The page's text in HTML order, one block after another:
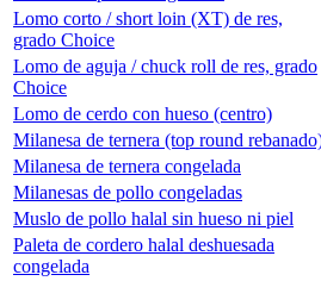
Lomo corto / short loin (XT) de res,
grado Choice
Lomo de aguja / chuck roll de res, grado
Choice
Lomo de cerdo con hueso (centro)
Milanesa de ternera (top round
Milanesa de ternera congelada
Milanesas de pollo congeladas
Muslo de pollo halal sin hueso ni piel
Paleta de cordero halal deshuesada
congelada